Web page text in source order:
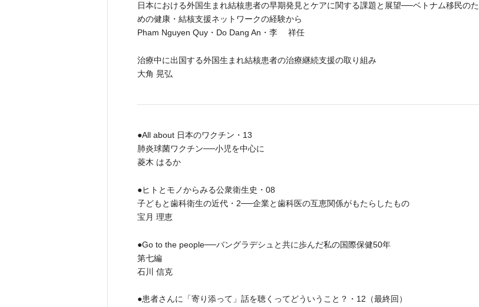
日本における外国生まれ結核患者の早期発見とケアに関する課題と展望──ベトナム移民のた
めの健康・結核支援ネットワークの経験から
Pham Nguyen Quy・Do Dang An・李 祥任
治療中に出国する外国生まれ結核患者の治療継続支援の取り組み
大角 晃弘
●All about 日本のワクチン・13
肺炎球菌ワクチン──小児を中心に
菱木 はるか
●ヒトとモノからみる公衆衛生史・08
子どもと歯科衛生の近代・2──企業と歯科医の互恵関係がもたらしたもの
宝月 理恵
●Go to the people──バングラデシュと共に歩んだ私の国際保健50年
第七編
石川 信克
●患者さんに「寄り添って」話を聴くってどういうこと？・12（最終回）